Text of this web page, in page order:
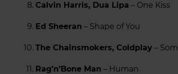
Calvin Harris, Dua Lipa – One Kiss
Ed Sheeran – Shape of You
The Chainsmokers, Coldplay –
Rag’n’Bone Man – Human